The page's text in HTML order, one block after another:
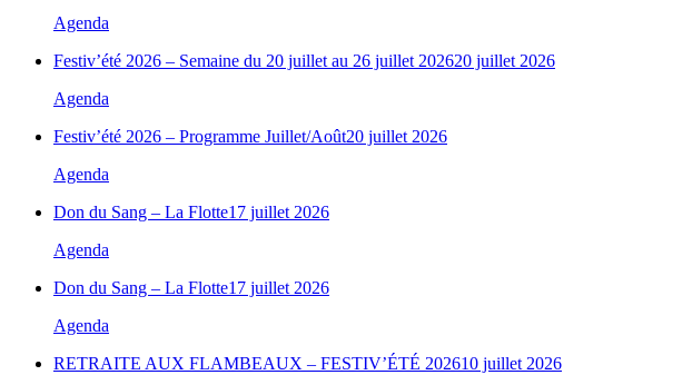
Agenda
Festiv’été 2026 – Semaine du 20 juillet au 26 juillet 202620 juillet 2026
Agenda
Festiv’été 2026 – Programme Juillet/Août20 juillet 2026
Agenda
Don du Sang – La Flotte17 juillet 2026
Agenda
Don du Sang – La Flotte17 juillet 2026
Agenda
RETRAITE AUX FLAMBEAUX – FESTIV’ÉTÉ 202610 juillet 2026